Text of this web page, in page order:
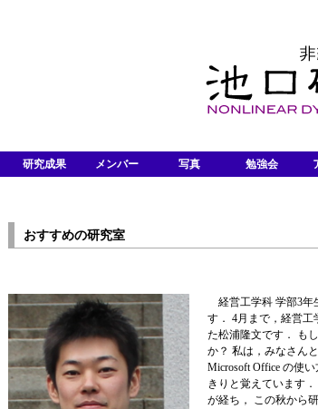
研究成果 メンバー 写真 勉強会
おすすめの研究室
経営工学科 学部3年
す． 4月まで，経営
た松浦隆文です． も
か？ 私は，みなさん
Microsoft Office の使
きりと覚えています
が経ち， この秋から